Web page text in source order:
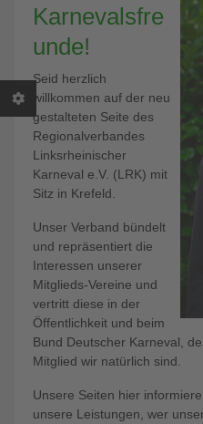
Karnevalsfre
unde!
Seid herzlich
willkommen auf der neu
gestalteten Seite des
Regionalverbandes
Linksrheinischer
Karneval e.V. (LRK) mit
Sitz in Krefeld.
Unser Verband bündelt
und repräsentiert die
Interessen unserer
Mitglieds-Vereine und
vertritt diese in der
Öffentlichkeit und beim
Bund Deutscher Karneval,
Mitglied wir natürlich sind.
Unsere Seiten hier
unsere Leistungen, wer